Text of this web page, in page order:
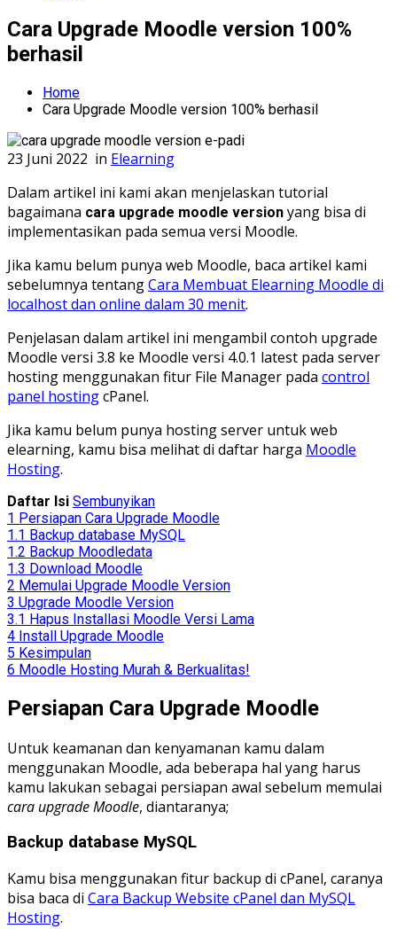
Cara Upgrade Moodle version 100%
berhasil
Home
Cara Upgrade Moodle version 100% berhasil
23 Juni 2022 in Elearning
Dalam artikel ini kami akan menjelaskan tutorial
bagaimana cara upgrade moodle version yang bisa di
implementasikan pada semua versi Moodle.
Jika kamu belum punya web Moodle, baca artikel kami
sebelumnya tentangCara Membuat Elearning Moodle di
localhost dan online dalam 30 menit.
Penjelasan dalam artikel ini mengambil contoh upgrade
Moodle versi 3.8 ke Moodle versi 4.0.1 latest pada server
hosting menggunakan fitur File Manager pada control
panel hostingcPanel.
Jika kamu belum punya hosting server untuk web
elearning, kamu bisa melihat di daftar harga Moodle
Hosting.
Daftar Isi Sembunyikan
1 Persiapan Cara Upgrade Moodle
1.1 Backup database MySQL
1.2 Backup Moodledata
1.3 Download Moodle
2 Memulai Upgrade Moodle Version
3 Upgrade Moodle Version
3.1 Hapus Installasi Moodle Versi Lama
4 Install Upgrade Moodle
5 Kesimpulan
6 Moodle Hosting Murah & Berkualitas!
Persiapan Cara Upgrade Moodle
Untuk keamanan dan kenyamanan kamu dalam
menggunakan Moodle, ada beberapa hal yang harus
kamu lakukan sebagai persiapan awal sebelum memulai
cara upgrade Moodle, diantaranya;
Backup database MySQL
Kamu bisa menggunakan fitur backup di cPanel, caranya
bisa baca di Cara Backup Website cPanel dan MySQL
Hosting.